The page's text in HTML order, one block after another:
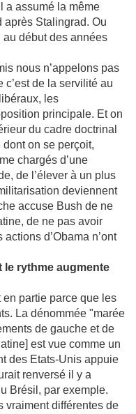
a assumé la même
après Stalingrad. Ou
au début des années
nous n’appelons pas
de la servilité au
les
principale. Et on
du cadre doctrinal
on se perçoit,
chargés d’une
de l’élever à un plus
deviennent
accuse Bush de ne
de ne pas avoir
d’Obama n’ont
le rythme augmente
partie parce que les
La dénommée "marée
de gauche et de
est vue comme un
des Etats-Unis appuie
renversé il y a
Brésil, par exemple.
vraiment différentes de